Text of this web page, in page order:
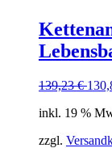
139,23€
inkl. 19 %
zzgl.